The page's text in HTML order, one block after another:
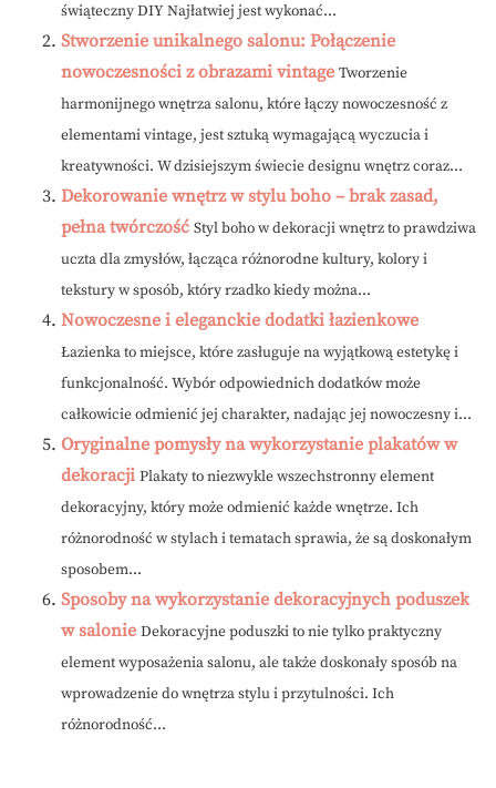
świąteczny DIY Najłatwiej jest wykonać...
Stworzenie unikalnego salonu: Połączenie
nowoczesności z obrazami vintage Tworzenie
harmonijnego wnętrza salonu, które łączy nowoczesność z
elementami vintage, jest sztuką wymagającą wyczucia i
kreatywności. W dzisiejszym świecie designu wnętrz coraz...
Dekorowanie wnętrz w stylu boho – brak zasad,
pełna twórczość Styl boho w dekoracji wnętrz to prawdziwa
uczta dla zmysłów, łącząca różnorodne kultury, kolory i
tekstury w sposób, który rzadko kiedy można...
Nowoczesne i eleganckie dodatki łazienkowe
Łazienka to miejsce, które zasługuje na wyjątkową estetykę i
funkcjonalność. Wybór odpowiednich dodatków może
całkowicie odmienić jej charakter, nadając jej nowoczesny i...
Oryginalne pomysły na wykorzystanie plakatów w
dekoracji Plakaty to niezwykle wszechstronny element
dekoracyjny, który może odmienić każde wnętrze. Ich
różnorodność w stylach i tematach sprawia, że są doskonałym
sposobem...
Sposoby na wykorzystanie dekoracyjnych poduszek
w salonie Dekoracyjne poduszki to nie tylko praktyczny
element wyposażenia salonu, ale także doskonały sposób na
wprowadzenie do wnętrza stylu i przytulności. Ich
różnorodność...